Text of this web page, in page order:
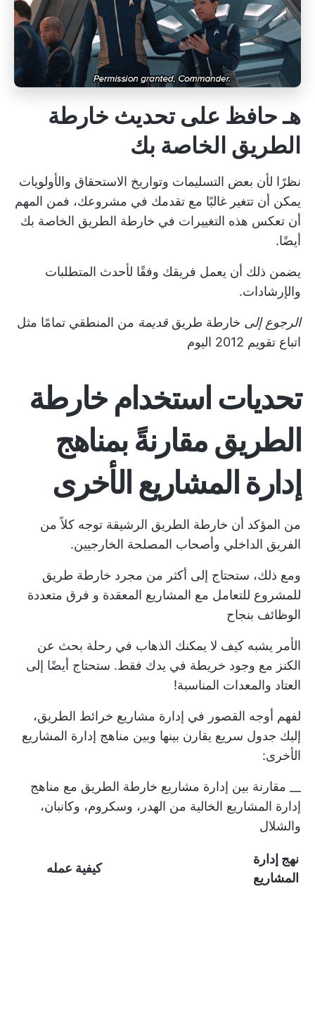
هـ حافظ على تحديث خارطة
الطريق الخاصة بك
نظرًا لأن بعض التسليمات وتواريخ الاستحقاق والأولويات
يمكن أن تتغير غالبًا مع تقدمك في مشروعك، فمن المهم
أن تعكس هذه التغييرات في خارطة الطريق الخاصة بك
أيضًا.
يضمن ذلك أن يعمل فريقك وفقًا لأحدث المتطلبات
والإرشادات.
الرجوع إلى خارطة طريق قديمة من المنطقي تمامًا مثل
اتباع تقويم 2012 اليوم
تحديات استخدام خارطة
الطريق مقارنةً بمناهج
إدارة المشاريع الأخرى
من المؤكد أن خارطة الطريق الرشيقة توجه كلاً من
الفريق الداخلي وأصحاب المصلحة الخارجيين.
ومع ذلك، ستحتاج إلى أكثر من مجرد خارطة طريق
للمشروع للتعامل مع المشاريع المعقدة و فرق متعددة
الوظائف بنجاح
الأمر يشبه كيف لا يمكنك الذهاب في رحلة بحث عن
الكنز مع وجود خريطة في يدك فقط. ستحتاج أيضًا إلى
العتاد والمعدات المناسبة!
لفهم أوجه القصور في إدارة مشاريع خرائط الطريق،
إليك جدول سريع يقارن بينها وبين مناهج إدارة المشاريع
الأخرى:
__ مقارنة بين إدارة مشاريع خارطة الطريق مع مناهج
إدارة المشاريع الخالية من الهدر، وسكروم، وكانبان،
والشلال
نهج إدارة
المشاريع
كيفية عمله